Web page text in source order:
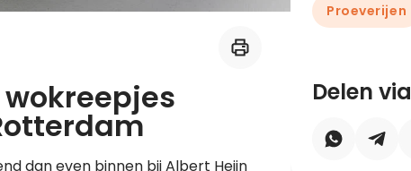
dan even binnen bij Albert Heijn
Proeverijen
Delen via